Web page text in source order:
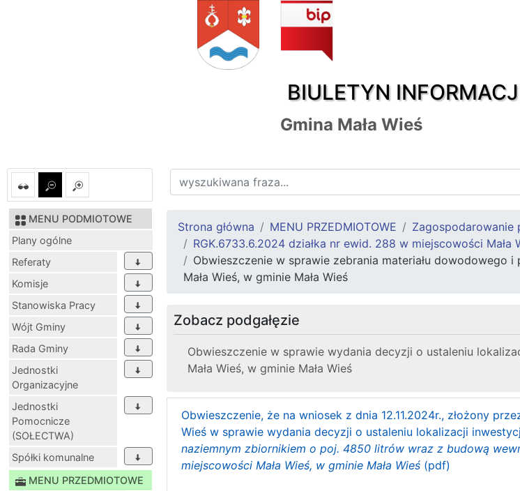
BIULETYN
Gmina Mała Wieś
MENU PODMIOTOWE
Plany ogólne
Referaty
Komisje
Stanowiska Pracy
Wójt Gminy
Rada Gminy
Jednostki
Organizacyjne
Jednostki
Pomocnicze
(SOŁECTWA)
Spółki komunalne
MENU PRZEDMIOTOWE
Strona główna MENU PRZEDMIOTOWE Zagospodarowanie
RGK.6733.6.2024 działka nr ewid. 288 w miejscowości Mała
Obwieszczenie w sprawie zebrania materiału
Mała Wieś, w gminie Mała Wieś
Zobacz podgałęzie
Obwieszczenie w sprawie wydania decyzji o ustaleniu
Mała Wieś, w gminie Mała Wieś
Obwieszczenie, że na wniosek z dnia 12.11.2024r., złożony
Wieś w sprawie wydania decyzji o ustaleniu lokalizacji
naziemnym zbiornikiem o poj. 4850 litrów wraz z budową
miejscowości Mała Wieś, w gminie Mała Wieś (pdf)